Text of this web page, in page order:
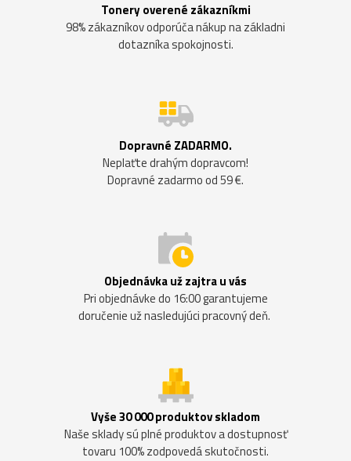
Tonery overené zákazníkmi
98% zákazníkov odporúča nákup na základni
dotazníka spokojnosti.
Dopravné ZADARMO.
Neplaťte drahým dopravcom!
Dopravné zadarmo od 59 €.
Objednávka už zajtra u vás
Pri objednávke do 16:00 garantujeme
doručenie už nasledujúci pracovný deň.
Vyše 30 000 produktov skladom
Naše sklady sú plné produktov a dostupnosť
tovaru 100% zodpovedá skutočnosti.